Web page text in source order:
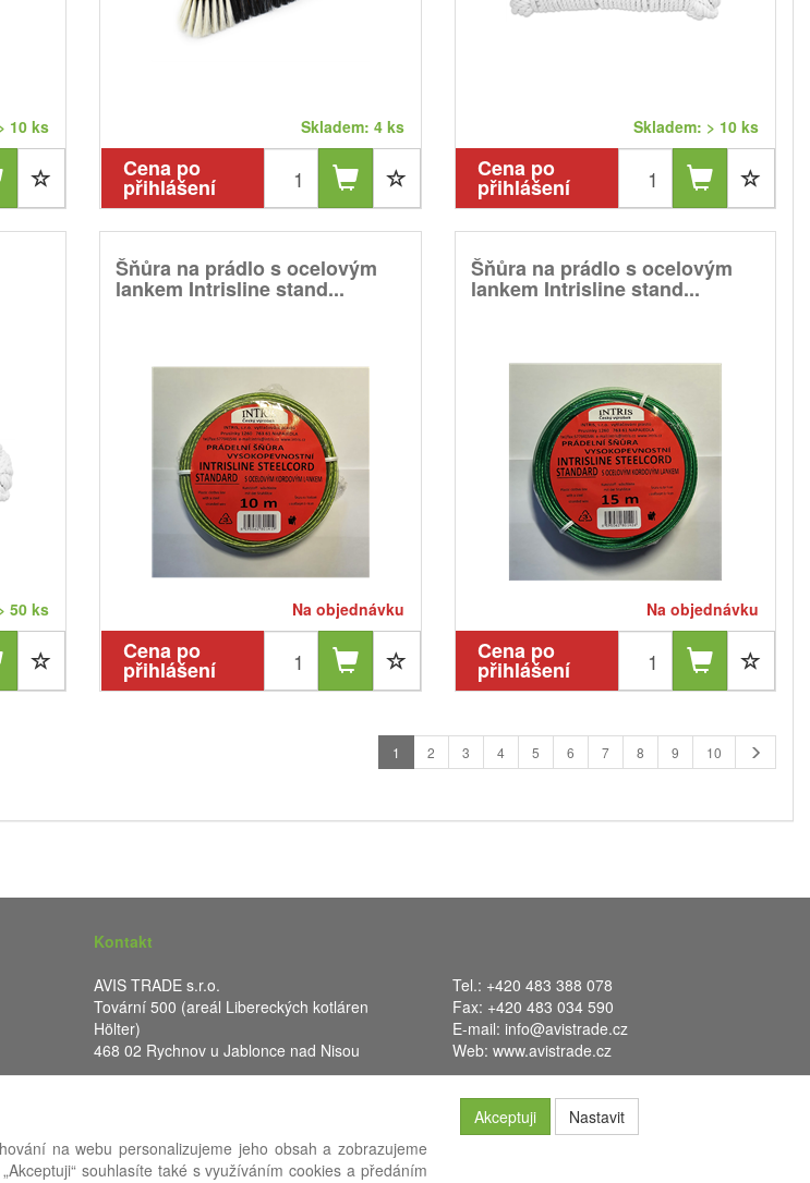
10 ks Skladem: 4 ks
Cena po
přihlášení
Skladem: > 10 ks
Cena po
přihlášení
50 ks
Šňůra na prádlo s ocelovým
lankem Intrisline stand...
Na objednávku
Cena po
přihlášení
Šňůra na prádlo s ocelovým
lankem Intrisline stand...
Na objednávku
Cena po
přihlášení
1 2 3 4 5 6 7 8 9 10
Kontakt
AVIS TRADE s.r.o.
Tovární 500 (areál Libereckých kotláren
Hölter)
468 02 Rychnov u Jablonce nad Nisou
Tel.: +420 483 388 078
Fax: +420 483 034 590
E-mail: info@avistrade.cz
Web: www.avistrade.cz
na webu personalizujeme jeho obsah a zobrazujeme
souhlasíte také s využíváním cookies a předáním
Akceptuji Nastavit